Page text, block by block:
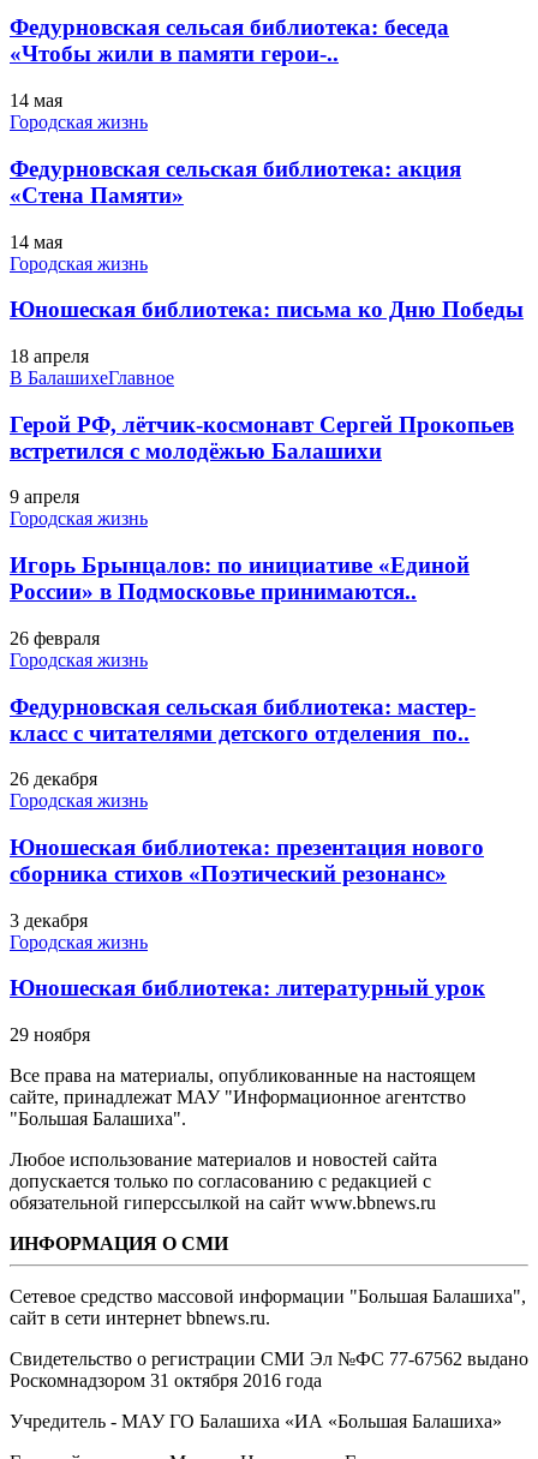
Федурновская сельсая библиотека: беседа
«Чтобы жили в памяти герои-..
14 мая
Городская жизнь
Федурновская сельская библиотека: акция
«Стена Памяти»
14 мая
Городская жизнь
Юношеская библиотекa: письма ко Дню Победы
18 апреля
В БалашихеГлавное
Герой РФ, лётчик-космонавт Сергей Прокопьев
встретился с молодёжью Балашихи
9 апреля
Городская жизнь
Игорь Брынцалов: по инициативе «Единой
России» в Подмосковье принимаются..
26 февраля
Городская жизнь
Федурновская сельская библиотека: мастер-
класс с читателями детского отделения по..
26 декабря
Городская жизнь
Юношеская библиотека: презентация нового
сборника стихов «Поэтический резонанс»
3 декабря
Городская жизнь
Юношеская библиотека: литературный урок
29 ноября
Все права на материалы, опубликованные на настоящем
сайте, принадлежат МАУ "Информационное агентство
"Большая Балашиха".
Любое использование материалов и новостей сайта
допускается только по согласованию с редакцией с
обязательной гиперссылкой на сайт www.bbnews.ru
ИНФОРМАЦИЯ О СМИ
Сетевое средство массовой информации "Большая Балашиха",
сайт в сети интернет bbnews.ru.
Свидетельство о регистрации СМИ Эл №ФС ‎77-67562 выдано
Роскомнадзором 31 октября 2016 года
Учредитель - МАУ ГО Балашиха «ИА «Большая Балашиха»